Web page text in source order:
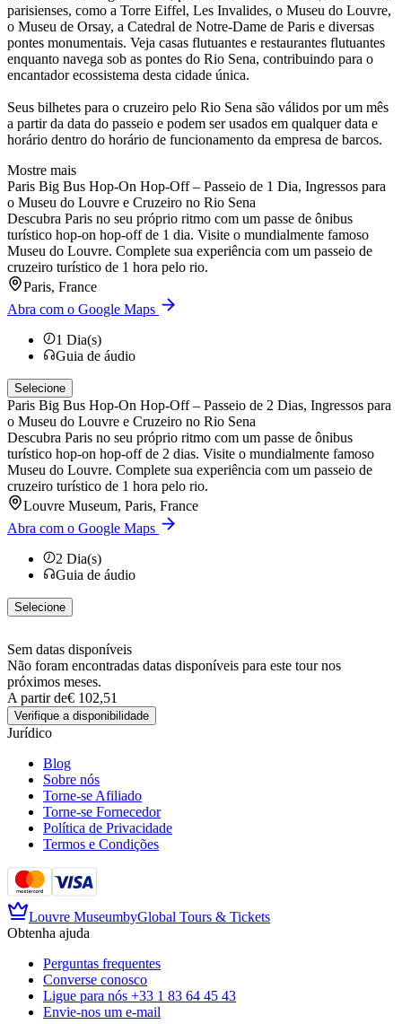
parisienses, como a Torre Eiffel, Les Invalides, o Museu do Louvre,
o Museu de Orsay, a Catedral de Notre-Dame de Paris e diversas
pontes monumentais. Veja casas flutuantes e restaurantes flutuantes
enquanto navega sob as pontes do Rio Sena, contribuindo para o
encantador ecossistema desta cidade única.
Seus bilhetes para o cruzeiro pelo Rio Sena são válidos por um mês
a partir da data do passeio e podem ser usados ​​em qualquer data e
horário dentro do horário de funcionamento da empresa de barcos.
Mostre mais
Paris Big Bus Hop-On Hop-Off – Passeio de 1 Dia, Ingressos para
o Museu do Louvre e Cruzeiro no Rio Sena
Descubra Paris no seu próprio ritmo com um passe de ônibus
turístico hop-on hop-off de 1 dia. Visite o mundialmente famoso
Museu do Louvre. Complete sua experiência com um passeio de
cruzeiro turístico de 1 hora pelo rio.
Paris, France
Abra com o Google Maps
1 Dia(s)
Guia de áudio
Selecione
Paris Big Bus Hop-On Hop-Off – Passeio de 2 Dias, Ingressos para
o Museu do Louvre e Cruzeiro no Rio Sena
Descubra Paris no seu próprio ritmo com um passe de ônibus
turístico hop-on hop-off de 2 dias. Visite o mundialmente famoso
Museu do Louvre. Complete sua experiência com um passeio de
cruzeiro turístico de 1 hora pelo rio.
Louvre Museum, Paris, France
Abra com o Google Maps
2 Dia(s)
Guia de áudio
Selecione
Sem datas disponíveis
Não foram encontradas datas disponíveis para este tour nos
próximos meses.
A partir de€ 102,51
Verifique a disponibilidade
Jurídico
Blog
Sobre nós
Torne-se Afiliado
Torne-se Fornecedor
Política de Privacidade
Termos e Condições
Louvre MuseumbyGlobal Tours & Tickets
Obtenha ajuda
Perguntas frequentes
Converse conosco
Ligue para nós +33 1 83 64 45 43
Envie-nos um e-mail